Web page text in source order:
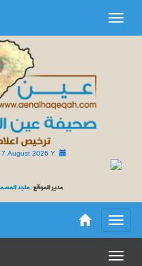
7 August 2026 Y